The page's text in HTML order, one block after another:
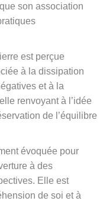
son association
est perçue
à la dissipation
et à la
renvoyant à l’idée
de l’équilibre
évoquée pour
à des
Elle est
de soi et à